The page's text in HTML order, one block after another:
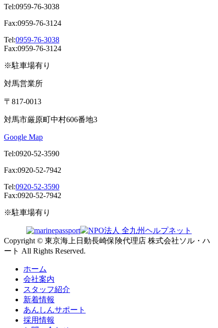
Tel:0959-76-3038
Fax:0959-76-3124
Tel:0959-76-3038
Fax:0959-76-3124
※駐車場有り
対馬営業所
〒817-0013
対馬市厳原町中村606番地3
Google Map
Tel:0920-52-3590
Fax:0920-52-7942
Tel:0920-52-3590
Fax:0920-52-7942
※駐車場有り
Copyright © 東京海上日動長崎保険代理店 株式会社ソル・ハ
ート All Rights Reserved.
ホーム
会社案内
スタッフ紹介
新着情報
あんしんサポート
採用情報